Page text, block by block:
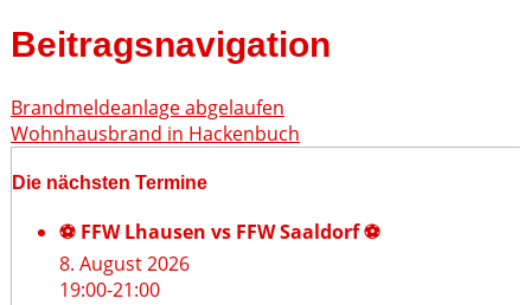
Beitragsnavigation
Brandmeldeanlage abgelaufen
Wohnhausbrand in Hackenbuch
Die nächsten Termine
⚽ FFW Lhausen vs FFW Saaldorf ⚽
8. August 2026
19:00-21:00